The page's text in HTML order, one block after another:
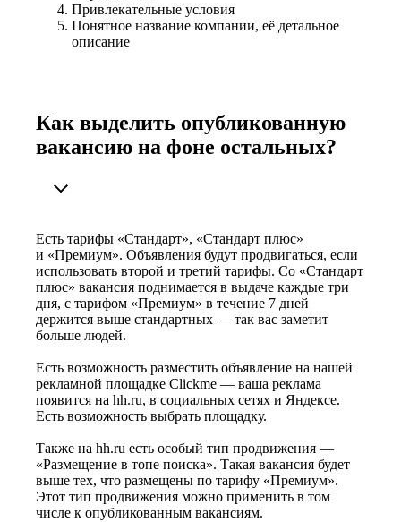
Привлекательные условия
Понятное название компании, её детальное
описание
Как выделить опубликованную
вакансию на фоне остальных?
Есть тарифы «Стандарт», «Стандарт плюс»
и «Премиум». Объявления будут продвигаться, если
использовать второй и третий тарифы. Со «Стандарт
плюс» вакансия поднимается в выдаче каждые три
дня, с тарифом «Премиум» в течение 7 дней
держится выше стандартных — так вас заметит
больше людей.
Есть возможность разместить объявление на нашей
рекламной площадке Clickme — ваша реклама
появится на hh.ru, в социальных сетях и Яндексе.
Есть возможность выбрать площадку.
Также на hh.ru есть особый тип продвижения —
«Размещение в топе поиска». Такая вакансия будет
выше тех, что размещены по тарифу «Премиум».
Этот тип продвижения можно применить в том
числе к опубликованным вакансиям.